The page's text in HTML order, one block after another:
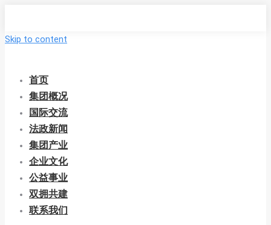
Skip to content
首页
集团概况
国际交流
法政新闻
集团产业
企业文化
公益事业
双拥共建
联系我们